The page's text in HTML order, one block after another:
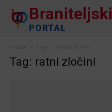
Braniteljski
PORTAL
Tag: ratni zločini